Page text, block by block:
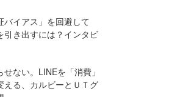
バイアス」を回避して
引き出すには？インタビ
ない。LINEを「消費」
える、カルビーとＵＴグ